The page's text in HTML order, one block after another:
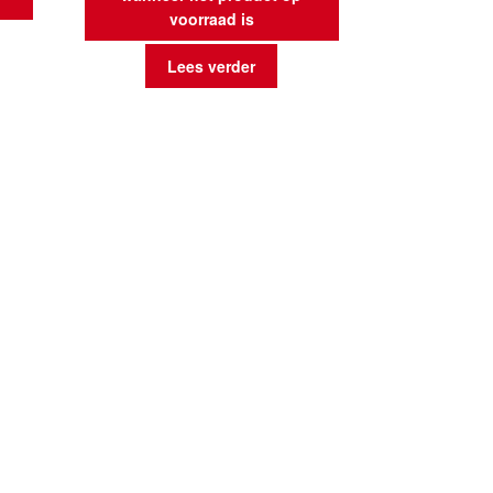
voorraad is
Lees verder